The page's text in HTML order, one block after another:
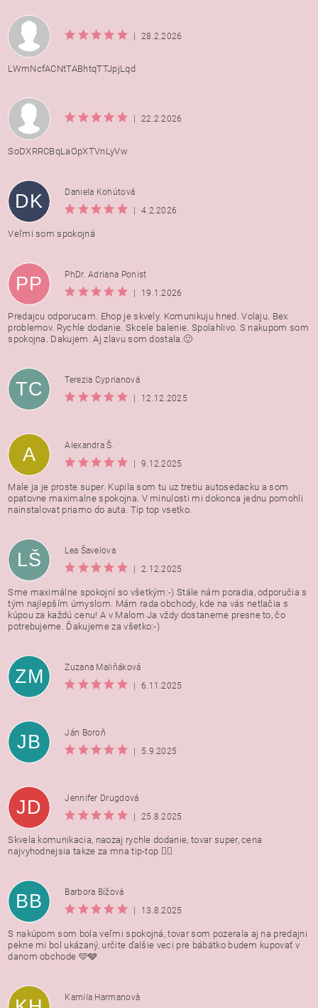
28.2.2026
LWmNcfACNtTABhtqTTJpjLqd
22.2.2026
SoDXRRCBqLaOpXTVnLyVw
DK
Daniela Kohútová
4.2.2026
Veľmi som spokojná
PP
PhDr. Adriana Ponist
19.1.2026
Predajcu odporucam. Ehop je skvely. Komunikuju hned. Volaju. Bex
problemov. Rychle dodanie. Skcele balenie. Spolahlivo. S nakupom som
spokojna. Dakujem. Aj zlavu som dostala.🙂
TC
Terezia Cyprianová
12.12.2025
A
Alexandra Š.
9.12.2025
Male ja je proste super. Kupila som tu uz tretiu autosedacku a som
opatovne maximalne spokojna. V minulosti mi dokonca jednu pomohli
nainstalovat priamo do auta. Tip top vsetko.
LŠ
Lea Šavelova
2.12.2025
Sme maximálne spokojní so všetkým:-) Stále nám poradia, odporučia s
tým najlepším úmyslom. Mám rada obchody, kde na vás netlačia s
kúpou za každú cenu! A v Malom Ja vždy dostaneme presne to, čo
potrebujeme. Ďakujeme za všetko:-)
ZM
Zuzana Maliňáková
6.11.2025
JB
Ján Boroň
5.9.2025
JD
Jennifer Drugdová
25.8.2025
Skvela komunikacia, naozaj rychle dodanie, tovar super, cena
najvyhodnejsia takze za mna tip-top 👍🏻
BB
Barbora Bížová
13.8.2025
S nakúpom som bola veľmi spokojná, tovar som pozerala aj na predajni
pekne mi bol ukázaný, určite ďalšie veci pre bábätko budem kupovať v
danom obchode 🩵🩶
Kamila Harmanovà